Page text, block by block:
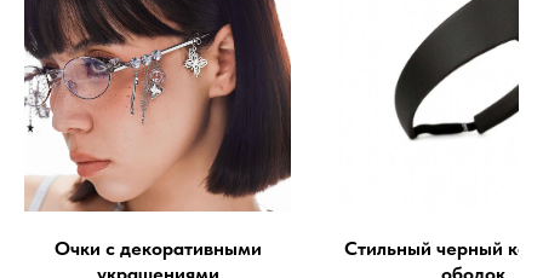
Очки с декоративными
Стильный черный